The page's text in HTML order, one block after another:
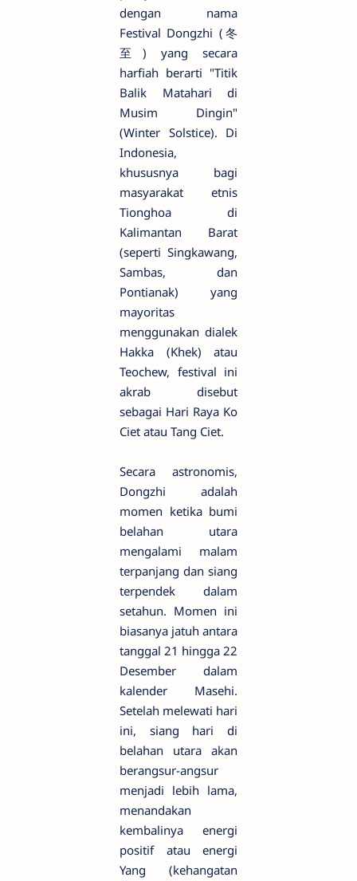
dengan nama
Festival Dongzhi (冬
至) yang secara
harfiah berarti "Titik
Balik Matahari di
Musim Dingin"
(Winter Solstice). Di
Indonesia,
khususnya bagi
masyarakat etnis
Tionghoa di
Kalimantan Barat
(seperti Singkawang,
Sambas, dan
Pontianak) yang
mayoritas
menggunakan dialek
Hakka (Khek) atau
Teochew, festival ini
akrab disebut
sebagai Hari Raya Ko
Ciet atau Tang Ciet.
Secara astronomis,
Dongzhi adalah
momen ketika bumi
belahan utara
mengalami malam
terpanjang dan siang
terpendek dalam
setahun. Momen ini
biasanya jatuh antara
tanggal 21 hingga 22
Desember dalam
kalender Masehi.
Setelah melewati hari
ini, siang hari di
belahan utara akan
berangsur-angsur
menjadi lebih lama,
menandakan
kembalinya energi
positif atau energi
Yang (kehangatan